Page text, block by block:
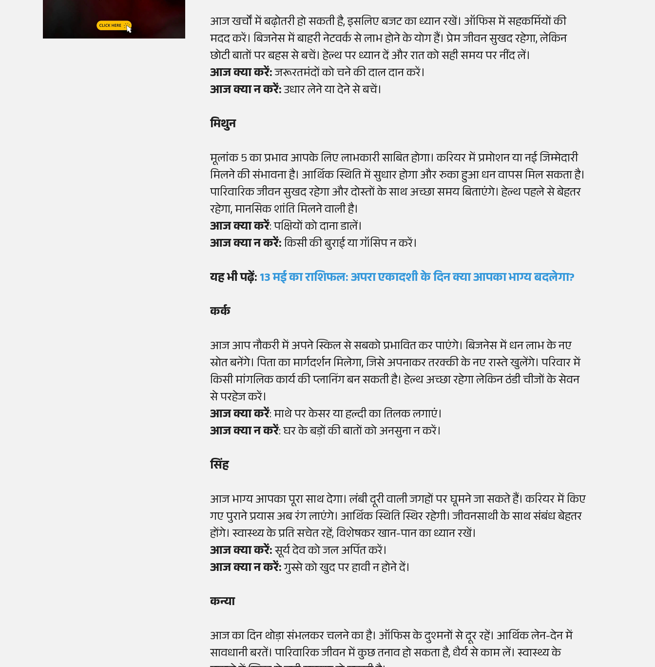
आज खर्चों में बढ़ोतरी हो सकती है, इसलिए बजट का ध्यान रखें। ऑफिस में सहकर्मियों की
मदद करें। बिजनेस में बाहरी नेटवर्क से लाभ होने के योग हैं। प्रेम जीवन सुखद रहेगा, लेकिन
छोटी बातों पर बहस से बचें। हेल्थ पर ध्यान दें और रात को सही समय पर नींद लें।
आज क्या करें:जरूरतमंदों को चने की दाल दान करें।
आज क्या न करें:उधार लेने या देने से बचें।
मिथुन
मूलांक 5 का प्रभाव आपके लिए लाभकारी साबित होगा। करियर में प्रमोशन या नई जिम्मेदारी
मिलने की संभावना है। आर्थिक स्थिति में सुधार होगा और रुका हुआ धन वापस मिल सकता है।
पारिवारिक जीवन सुखद रहेगा और दोस्तों के साथ अच्छा समय बिताएंगे। हेल्थ पहले से बेहतर
रहेगा, मानसिक शांति मिलने वाली है।
आज क्या करें: पक्षियों को दाना डालें।
आज क्या न करें:किसी की बुराई या गॉसिप न करें।
यह भी पढ़ें:13 मई का राशिफल: अपरा एकादशी के दिन क्या आपका भाग्य बदलेगा?
कर्क
आज आप नौकरी में अपने स्किल से सबको प्रभावित कर पाएंगे। बिजनेस में धन लाभ के नए
स्रोत बनेंगे। पिता का मार्गदर्शन मिलेगा, जिसे अपनाकर तरक्की के नए रास्ते खुलेंगे। परिवार में
किसी मांगलिक कार्य की प्लानिंग बन सकती है। हेल्थ अच्छा रहेगा लेकिन ठंडी चीजों के सेवन
से परहेज करें।
आज क्या करें: माथे पर केसर या हल्दी का तिलक लगाएं।
आज क्या न करें: घर के बड़ों की बातों को अनसुना न करें।
सिंह
आज भाग्य आपका पूरा साथ देगा। लंबी दूरी वाली जगहों पर घूमने जा सकते हैं। करियर में किए
गए पुराने प्रयास अब रंग लाएंगे। आर्थिक स्थिति स्थिर रहेगी। जीवनसाथी के साथ संबंध बेहतर
होंगे। स्वास्थ्य के प्रति सचेत रहें, विशेषकर खान-पान का ध्यान रखें।
आज क्या करें:सूर्य देव को जल अर्पित करें।
आज क्या न करें:गुस्से को खुद पर हावी न होने दें।
कन्या
आज का दिन थोड़ा संभलकर चलने का है। ऑफिस के दुश्मनों से दूर रहें। आर्थिक लेन-देन में
सावधानी बरतें। पारिवारिक जीवन में कुछ तनाव हो सकता है, धैर्य से काम लें। स्वास्थ्य के